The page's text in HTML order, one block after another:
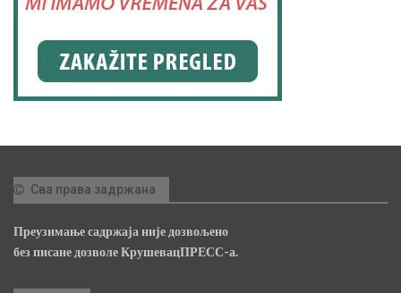
Сва права задржана
Преузимање садржаја није дозвољено
без писане дозволе КрушевацПРЕСС-а.